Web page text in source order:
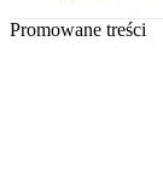
Promowane treści